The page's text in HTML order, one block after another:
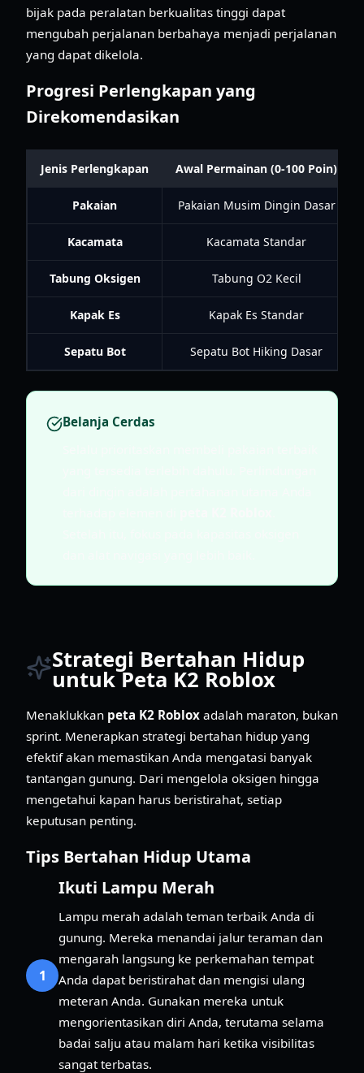
bijak pada peralatan berkualitas tinggi dapat
mengubah perjalanan berbahaya menjadi perjalanan
yang dapat dikelola.
Progresi Perlengkapan yang
Direkomendasikan
Jenis Perlengkapan Awal Permainan (0-100 Poin)
Pakaian Pakaian Musim Dingin Dasar
Kacamata Kacamata Standar
Tabung Oksigen Tabung O2 Kecil
Kapak Es Kapak Es Standar
Sepatu Bot Sepatu Bot Hiking Dasar
Belanja Cerdas
Strategi Bertahan Hidup
untuk Peta K2 Roblox
Menaklukkan peta K2 Roblox adalah maraton, bukan
sprint. Menerapkan strategi bertahan hidup yang
efektif akan memastikan Anda mengatasi banyak
tantangan gunung. Dari mengelola oksigen hingga
mengetahui kapan harus beristirahat, setiap
keputusan penting.
Tips Bertahan Hidup Utama
1
Ikuti Lampu Merah
Lampu merah adalah teman terbaik Anda di
gunung. Mereka menandai jalur teraman dan
mengarah langsung ke perkemahan tempat
Anda dapat beristirahat dan mengisi ulang
meteran Anda. Gunakan mereka untuk
mengorientasikan diri Anda, terutama selama
badai salju atau malam hari ketika visibilitas
sangat terbatas.